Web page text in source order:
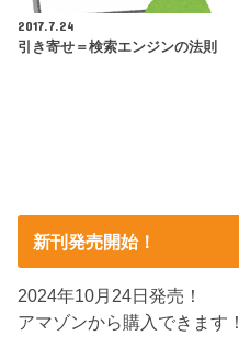
2017.7.24
引き寄せ＝検索エンジンの法則
新刊発売開始！
2024年10月24日発売！
アマゾンから購入できます！